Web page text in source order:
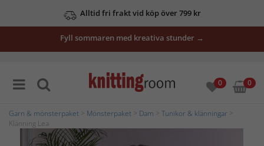
Alltid fri frakt vid köp över 799 kr
Fyll sommaren med kreativa stunder →
0 0
Garn & mönsterpaket Mönsterpaket Dam Tunikor & klänningar
Klänning Lea